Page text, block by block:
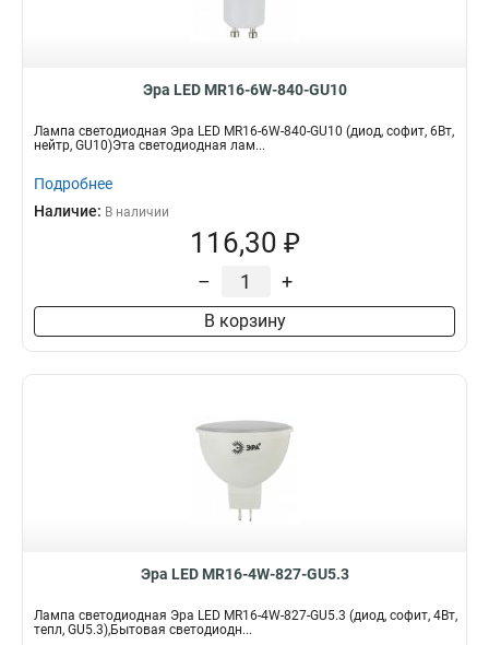
Эра LED MR16-6W-840-GU10
Лампа светодиодная Эра LED MR16-6W-840-GU10 (диод, софит, 6Вт,
нейтр, GU10)Эта светодиодная лам...
Подробнее
Наличие: В наличии
116,30 ₽
– +
В корзину
Эра LED MR16-4W-827-GU5.3
Лампа светодиодная Эра LED MR16-4W-827-GU5.3 (диод, софит, 4Вт,
тепл, GU5.3),Бытовая светодиодн...